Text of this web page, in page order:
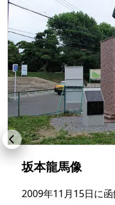
坂本龍馬像
2009年11月15日に